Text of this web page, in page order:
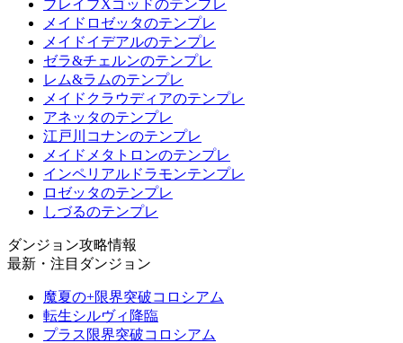
ブレイブXゴッドのテンプレ
メイドロゼッタのテンプレ
メイドイデアルのテンプレ
ゼラ&チェルンのテンプレ
レム&ラムのテンプレ
メイドクラウディアのテンプレ
アネッタのテンプレ
江戸川コナンのテンプレ
メイドメタトロンのテンプレ
インペリアルドラモンテンプレ
ロゼッタのテンプレ
しづるのテンプレ
ダンジョン攻略情報
最新・注目ダンジョン
魔夏の+限界突破コロシアム
転生シルヴィ降臨
プラス限界突破コロシアム